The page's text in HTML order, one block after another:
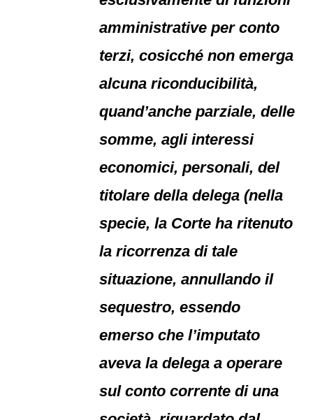
amministrative per conto
terzi, cosicché non emerga
alcuna riconducibilità,
quand’anche parziale, delle
somme, agli interessi
economici, personali, del
titolare della delega (nella
specie, la Corte ha ritenuto
la ricorrenza di tale
situazione, annullando il
sequestro, essendo
emerso che l’imputato
aveva la delega a operare
sul conto corrente di una